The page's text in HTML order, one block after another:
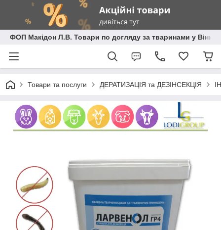
ФОП Макідон Л.В. Товари по догляду за тваринами у
Товари та послуги ДЕРАТИЗАЦІЯ та ДЕЗІНСЕКЦІЯ